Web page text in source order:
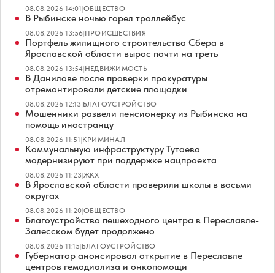
08.08.2026 14:01|ОБЩЕСТВО
В Рыбинске ночью горел троллейбус
08.08.2026 13:56|ПРОИСШЕСТВИЯ
Портфель жилищного строительства Сбера в
Ярославской области вырос почти на треть
08.08.2026 13:54|НЕДВИЖИМОСТЬ
В Данилове после проверки прокуратуры
отремонтировали детские площадки
08.08.2026 12:13|БЛАГОУСТРОЙСТВО
Мошенники развели пенсионерку из Рыбинска на
помощь иностранцу
08.08.2026 11:51|КРИМИНАЛ
Коммунальную инфраструктуру Тутаева
модернизируют при поддержке нацпроекта
08.08.2026 11:23|ЖКХ
В Ярославской области проверили школы в восьми
округах
08.08.2026 11:20|ОБЩЕСТВО
Благоустройство пешеходного центра в Переславле-
Залесском будет продолжено
08.08.2026 11:15|БЛАГОУСТРОЙСТВО
Губернатор анонсировал открытие в Переславле
центров гемодиализа и онкопомощи